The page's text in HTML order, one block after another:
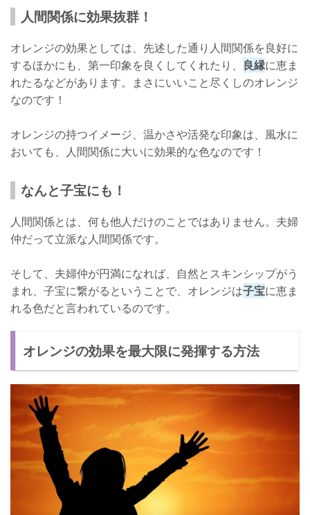
人間関係に効果抜群！
オレンジの効果としては、先述した通り人間関係を良好に
するほかにも、第一印象を良くしてくれたり、 良縁に恵ま
れたるなどがあります。まさにいいこと尽くしのオレンジ
なのです！
オレンジの持つイメージ、温かさや活発な印象は、風水に
おいても、人間関係に大いに効果的な色なのです！
なんと子宝にも！
人間関係とは、何も他人だけのことではありません。夫婦
仲だって立派な人間関係です。
そして、夫婦仲が円満になれば、自然とスキンシップがう
まれ、子宝に繋がるということで、オレンジは子宝に恵ま
れる色だと言われているのです。
オレンジの効果を最大限に発揮する方法